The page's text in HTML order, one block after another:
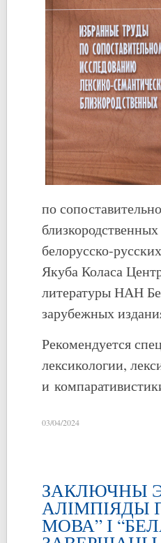
по
белорусско-
Якуба Коласа
литературы НАН
зарубежных
Рекомендуется
лексикологии,
и
03/04/2024
ЗАКЛЮЧНЫ
АЛІМПІЯДЫ
МОВА” І